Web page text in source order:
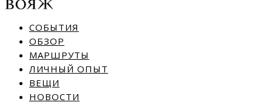
СОБЫТИЯ
ОБЗОР
МАРШРУТЫ
ЛИЧНЫЙ ОПЫТ
ВЕЩИ
НОВОСТИ